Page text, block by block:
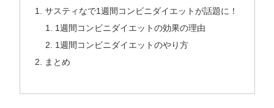
サスティなで1週間コンビニダイエットが話題に！
1週間コンビニダイエットの効果の理由
1週間コンビニダイエットのやり方
まとめ